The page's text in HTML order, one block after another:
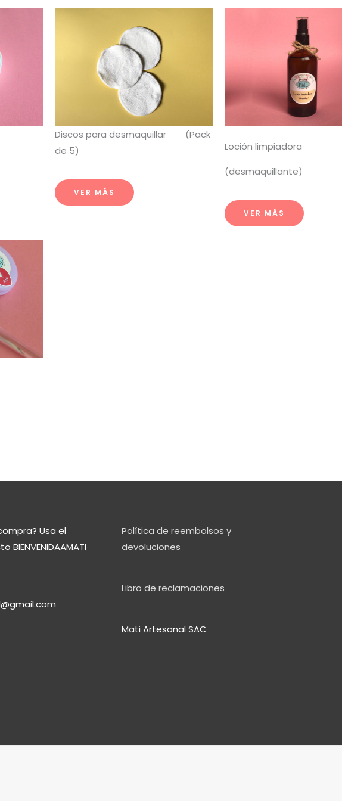
Discos para desmaquillar (Pack
de 5)
VER MÁS
Loción limpiadora
(desmaquillante)
VER MÁS
Usa el
Política de reembolsos y
devoluciones
Libro de reclamaciones
Mati Artesanal SAC